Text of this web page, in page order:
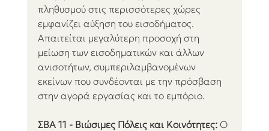
πληθυσμού στις περισσότερες χώρες
εμφανίζει αύξηση του εισοδήματος.
Απαιτείται μεγαλύτερη προσοχή στη
μείωση των εισοδηματικών και άλλων
ανισοτήτων, συμπεριλαμβανομένων
εκείνων που συνδέονται με την πρόσβαση
στην αγορά εργασίας και το εμπόριο.
ΣΒΑ 11 - Βιώσιμες Πόλεις και Κοινότητες: Ο